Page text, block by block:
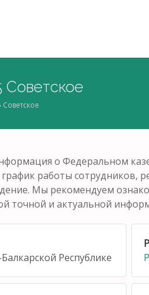
Советское
о Федеральном
работы
Мы рекомендуем
точной и актуальной
Республике